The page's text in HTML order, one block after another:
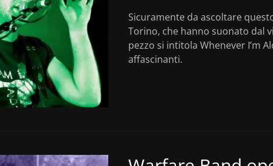
Sicuramente da ascoltare
Torino, che hanno suonato dal
pezzo si intitola Whenever I’m
affascinanti.